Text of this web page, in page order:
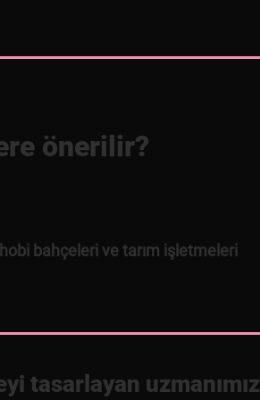
önerilir?
bahçeleri ve tarım işletmeleri
tasarlayan uzmanımız